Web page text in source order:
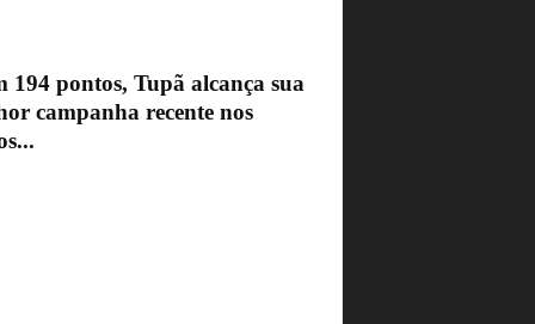
194 pontos, Tupã alcança sua
campanha recente nos